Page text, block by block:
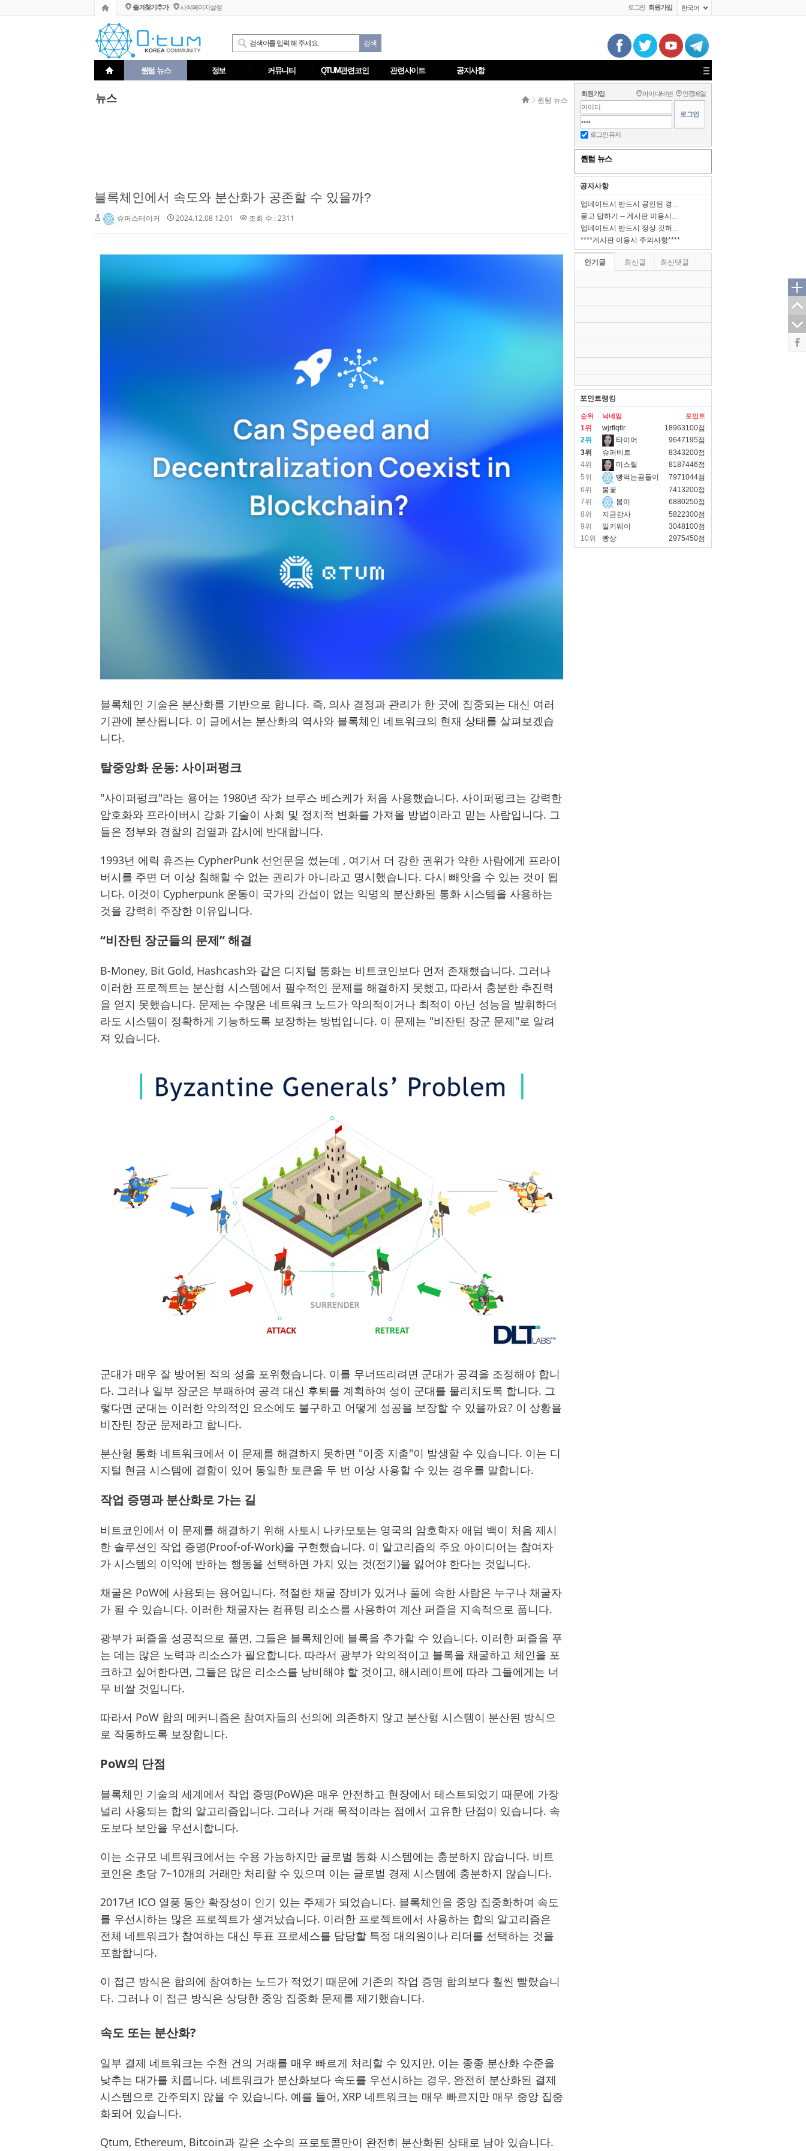
즐겨찾기추가 시작페이지설정 로그인 회원가입 한국어
퀀텀 뉴스 정보 커뮤니티 QTUM관련코인 관련사이트 공지사항
뉴스 퀀텀 뉴스
블록체인에서 속도와 분산화가 공존할 수 있을까?
슈퍼스테이커 2024.12.08 12:01 조회 수 : 2311
블록체인 기술은 분산화를 기반으로 합니다. 즉, 의사 결정과 관리가 한 곳에 집중되는 대신 여러
기관에 분산됩니다. 이 글에서는 분산화의 역사와 블록체인 네트워크의 현재 상태를 살펴보겠습
니다.
탈중앙화 운동: 사이퍼펑크
"사이퍼펑크"라는 용어는 1980년 작가 브루스 베스케가 처음 사용했습니다. 사이퍼펑크는 강력한
암호화와 프라이버시 강화 기술이 사회 및 정치적 변화를 가져올 방법이라고 믿는 사람입니다. 그
들은 정부와 경찰의 검열과 감시에 반대합니다.
1993년 에릭 휴즈는 CypherPunk 선언문을 썼는데 , 여기서 더 강한 권위가 약한 사람에게 프라이
버시를 주면 더 이상 침해할 수 없는 권리가 아니라고 명시했습니다. 다시 빼앗을 수 있는 것이 됩
니다. 이것이 Cypherpunk 운동이 국가의 간섭이 없는 익명의 분산화된 통화 시스템을 사용하는
것을 강력히 주장한 이유입니다.
“비잔틴 장군들의 문제” 해결
B-Money, Bit Gold, Hashcash와 같은 디지털 통화는 비트코인보다 먼저 존재했습니다. 그러나
이러한 프로젝트는 분산형 시스템에서 필수적인 문제를 해결하지 못했고, 따라서 충분한 추진력
을 얻지 못했습니다. 문제는 수많은 네트워크 노드가 악의적이거나 최적이 아닌 성능을 발휘하더
라도 시스템이 정확하게 기능하도록 보장하는 방법입니다. 이 문제는 "비잔틴 장군 문제"로 알려
져 있습니다.
군대가 매우 잘 방어된 적의 성을 포위했습니다. 이를 무너뜨리려면 군대가 공격을 조정해야 합니
다. 그러나 일부 장군은 부패하여 공격 대신 후퇴를 계획하여 성이 군대를 물리치도록 합니다. 그
렇다면 군대는 이러한 악의적인 요소에도 불구하고 어떻게 성공을 보장할 수 있을까요? 이 상황을
비잔틴 장군 문제라고 합니다.
분산형 통화 네트워크에서 이 문제를 해결하지 못하면 "이중 지출"이 발생할 수 있습니다. 이는 디
지털 현금 시스템에 결함이 있어 동일한 토큰을 두 번 이상 사용할 수 있는 경우를 말합니다.
작업 증명과 분산화로 가는 길
비트코인에서 이 문제를 해결하기 위해 사토시 나카모토는 영국의 암호학자 애덤 백이 처음 제시
한 솔루션인 작업 증명(Proof-of-Work)을 구현했습니다. 이 알고리즘의 주요 아이디어는 참여자
가 시스템의 이익에 반하는 행동을 선택하면 가치 있는 것(전기)을 잃어야 한다는 것입니다.
채굴은 PoW에 사용되는 용어입니다. 적절한 채굴 장비가 있거나 풀에 속한 사람은 누구나 채굴자
가 될 수 있습니다. 이러한 채굴자는 컴퓨팅 리소스를 사용하여 계산 퍼즐을 지속적으로 풉니다.
광부가 퍼즐을 성공적으로 풀면, 그들은 블록체인에 블록을 추가할 수 있습니다. 이러한 퍼즐을 푸
는 데는 많은 노력과 리소스가 필요합니다. 따라서 광부가 악의적이고 블록을 채굴하고 체인을 포
크하고 싶어한다면, 그들은 많은 리소스를 낭비해야 할 것이고, 해시레이트에 따라 그들에게는 너
무 비쌀 것입니다.
따라서 PoW 합의 메커니즘은 참여자들의 선의에 의존하지 않고 분산형 시스템이 분산된 방식으
로 작동하도록 보장합니다.
PoW의 단점
블록체인 기술의 세계에서 작업 증명(PoW)은 매우 안전하고 현장에서 테스트되었기 때문에 가장
널리 사용되는 합의 알고리즘입니다. 그러나 거래 목적이라는 점에서 고유한 단점이 있습니다. 속
도보다 보안을 우선시합니다.
이는 소규모 네트워크에서는 수용 가능하지만 글로벌 통화 시스템에는 충분하지 않습니다. 비트
코인은 초당 7~10개의 거래만 처리할 수 있으며 이는 글로벌 경제 시스템에 충분하지 않습니다.
2017년 ICO 열풍 동안 확장성이 인기 있는 주제가 되었습니다. 블록체인을 중앙 집중화하여 속도
를 우선시하는 많은 프로젝트가 생겨났습니다. 이러한 프로젝트에서 사용하는 합의 알고리즘은
전체 네트워크가 참여하는 대신 투표 프로세스를 담당할 특정 대의원이나 리더를 선택하는 것을
포함합니다.
이 접근 방식은 합의에 참여하는 노드가 적었기 때문에 기존의 작업 증명 합의보다 훨씬 빨랐습니
다. 그러나 이 접근 방식은 상당한 중앙 집중화 문제를 제기했습니다.
속도 또는 분산화?
일부 결제 네트워크는 수천 건의 거래를 매우 빠르게 처리할 수 있지만, 이는 종종 분산화 수준을
낮추는 대가를 치릅니다. 네트워크가 분산화보다 속도를 우선시하는 경우, 완전히 분산화된 결제
시스템으로 간주되지 않을 수 있습니다. 예를 들어, XRP 네트워크는 매우 빠르지만 매우 중앙 집중
화되어 있습니다.
Qtum, Ethereum, Bitcoin과 같은 소수의 프로토콜만이 완전히 분산화된 상태로 남아 있습니다.
회원가입 아이디/비번 인증메일
로그인 유지
퀀텀 뉴스
공지사항
업데이트시 반드시 공인된 경...
묻고 답하기 -- 게시판 이용시...
업데이트시 반드시 정상 깃허...
****게시판 이용시 주의사항****
인기글 최신글 최신댓글
포인트랭킹
순위 닉네임 포인트
1위 wjrflqtlr
18963100점
2위
타이어
9647195점
3위
슈퍼비트
8343200점
4위
미스릴
8187446점
5위
빵먹는곰돌이
7971044점
6위
불꽃
7413200점
7위
봄이
6880250점
8위
지금감사
5822300점
9위
밀키웨이
3048100점
10위
빵상 2975450점